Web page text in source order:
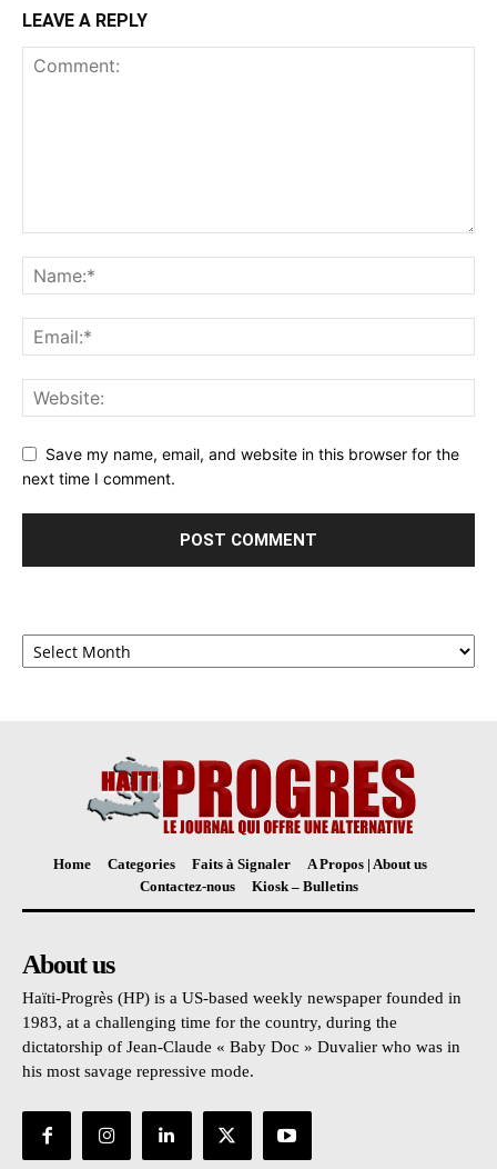
LEAVE A REPLY
Save my name, email, and website in this browser for the
next time I comment.
Archives
Home Categories Faits à Signaler
A Propos | About us
Contactez-nous
Kiosk – Bulletins
About us
Haïti-Progrès (HP) is a US-based weekly newspaper founded in
1983, at a challenging time for the country, during the
dictatorship of Jean-Claude « Baby Doc » Duvalier who was in
his most savage repressive mode.